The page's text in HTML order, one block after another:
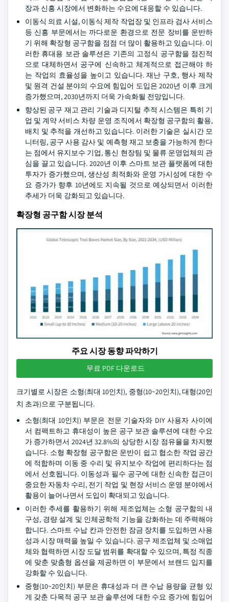
장과 신흥 시장에서 변화하는 수요에 대응할 수 있습니다.
이동식 의료 시설, 이동식 제작 작업장 및 인프라 검사 서비스
등 신흥 부문에서는 까다로운 환경으로 전문 장비를 운반하
기 위해 확장형 공구함을 점점 더 많이 활용하고 있습니다. 이
러한 휴대용 보관 솔루션은 기존의 고정식 공구함을 점진적
으로 대체하면서 공구에 신속하고 체계적으로 접근해야 하
는 작업의 효율성을 높이고 있습니다. 재난 구호, 행사 제작
및 원격 건설 분야의 수요에 힘입어 도입은 2020년 이후 크게
증가했으며, 2030년까지 더욱 가속화될 전망입니다.
향상된 공구 재고 관리 기술과 디지털 추적 시스템은 특히 기
업 및 계약 서비스 차량 운영 조직에서 확장형 공구함의 활용,
배치 및 추적을 개선하고 있습니다. 이러한 기술은 실시간 모
니터링, 공구 사용 감사 및 예측형 재고 보충을 가능하게 한다
는 점에서 유지보수 기업, 통신 현장팀 및 물류 운영업체의 관
심을 끌고 있습니다. 2020년 이후 스마트 보관 플랫폼에 대한
투자가 증가했으며, 생산성 최적화와 운영 가시성에 대한 수
요 증가가 향후 10년에도 지속될 것으로 예상되면서 이러한
추세가 더욱 강화되고 있습니다.
확장형 공구함 시장 분석
주요 시장 동향 파악하기
무료 PDF 다운로드
크기별로 시장은 소형(최대 10인치), 중형(10~20인치), 대형(20인
치 초과)으로 구분됩니다.
소형(최대 10인치) 부문은 전문 기술자와 DIY 사용자 사이에
서 컴팩트하고 휴대성이 높은 공구 보관 솔루션에 대한 수요
가 증가하면서 2024년 32.8%의 상당한 시장 점유율을 차지했
습니다. 소형 확장형 공구함은 운반이 쉽고 협소한 작업 공간
에 적합하며 이동 중 수리 및 유지보수 작업에 편리하다는 점
에서 선호됩니다. 이동성과 필수 공구에 대한 신속한 접근이
중요한 자동차 수리, 전기 작업 및 현장 서비스 운영 분야에서
활용이 늘어나면서 도입이 확대되고 있습니다.
이러한 추세를 활용하기 위해 제조업체는 소형 공구함의 내
구성, 경량 설계 및 인체공학적 기능을 강화하는 데 주력해야
합니다. 스마트 수납 칸과 안전한 잠금 장치를 도입하면 사용
성과 시장 매력을 높일 수 있습니다. 공구 제조업체 및 소매업
체와 협력하면 시장 도달 범위를 확대할 수 있으며, 특정 직종
에 맞춘 맞춤형 옵션을 제공하면 이 부문에서 브랜드 입지를
강화할 수 있습니다.
중형(10~20인치) 부문은 휴대성과 더 큰 수납 용량을 균형 있
게 갖춘 다목적 공구 보관 솔루션에 대한 수요 증가에 힘입어